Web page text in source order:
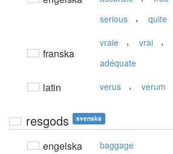
serious , quite
franska
vraie , vrai ,
adéquate
latin verus , verum
resgods svenska
engelska baggage